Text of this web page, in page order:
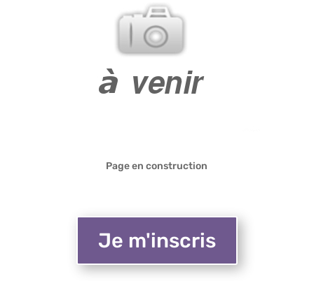
Page en construction
Je m'inscris